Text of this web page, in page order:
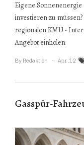
Eigene
investieren zu
regionalen KMU -
Angebot einholen.
By Redaktion Apr..12
Gasspür-